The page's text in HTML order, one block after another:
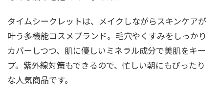
タイムシークレットは、メイクしながらスキンケアが
叶う多機能コスメブランド。毛穴やくすみをしっかり
カバーしつつ、肌に優しいミネラル成分で美肌をキー
プ。紫外線対策もできるので、忙しい朝にもぴったり
な人気商品です。